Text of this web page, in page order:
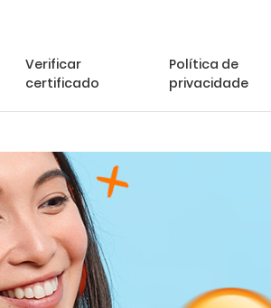
Minha conta
Verificar
certificado
Política de
privacidade